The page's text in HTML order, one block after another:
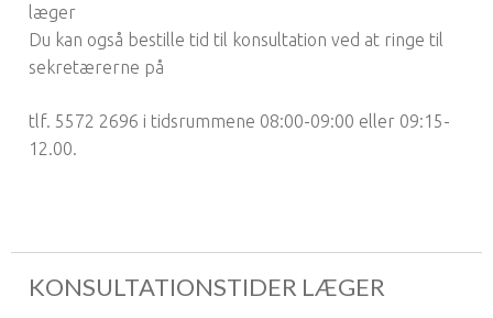
læger
Du kan også bestille tid til konsultation ved at ringe til
sekretærerne på
tlf. 5572 2696 i tidsrummene 08:00-09:00 eller 09:15-
12.00.
KONSULTATIONSTIDER LÆGER